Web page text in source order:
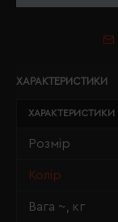
ХАРАКТЕРИСТИКИ
ХАРАКТЕРИСТИКИ
Розмір
Колір
Вага ~, кг